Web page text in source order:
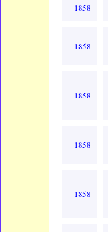
1858
1858
1858
1858
1858